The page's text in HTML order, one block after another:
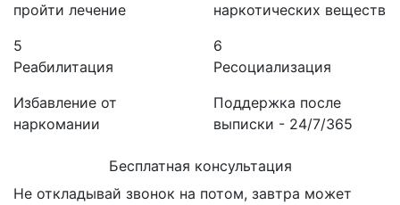
пройти лечение
наркотических веществ
5
Реабилитация
Избавление от
наркомании
6
Ресоциализация
Поддержка после
выписки - 24/7/365
Бесплатная консультация
Не откладывай звонок на потом, завтра может